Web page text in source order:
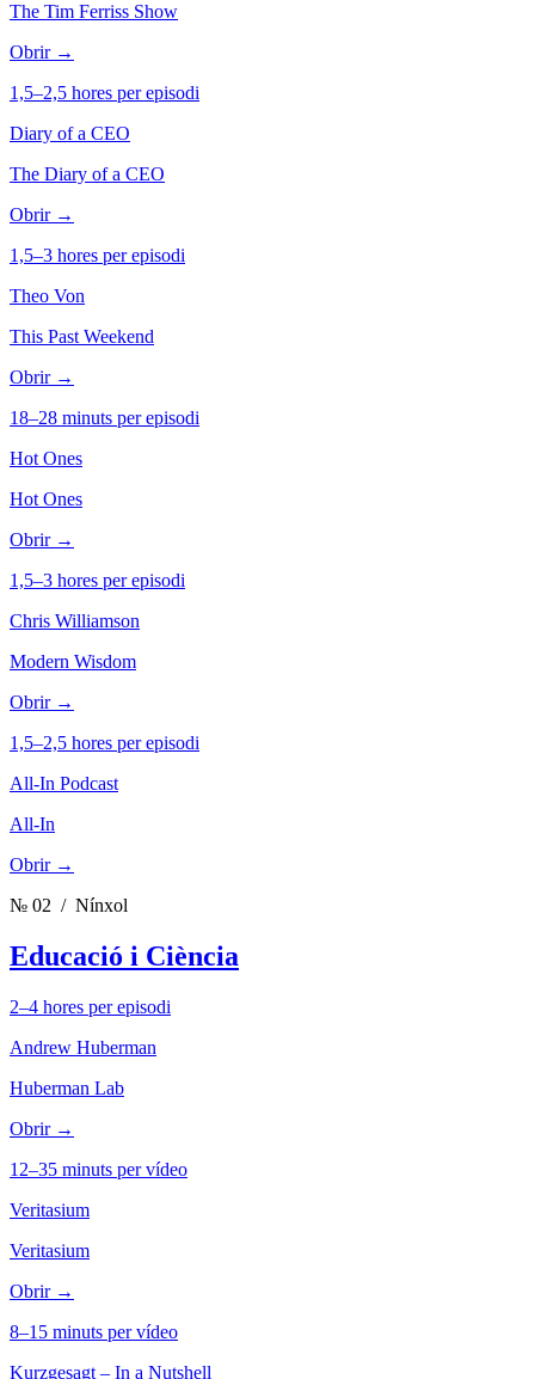
The Tim Ferriss Show
Obrir →
1,5–2,5 hores per episodi
Diary of a CEO
The Diary of a CEO
Obrir →
1,5–3 hores per episodi
Theo Von
This Past Weekend
Obrir →
18–28 minuts per episodi
Hot Ones
Hot Ones
Obrir →
1,5–3 hores per episodi
Chris Williamson
Modern Wisdom
Obrir →
1,5–2,5 hores per episodi
All-In Podcast
All-In
Obrir →
№ 02 / Nínxol
Educació i Ciència
2–4 hores per episodi
Andrew Huberman
Huberman Lab
Obrir →
12–35 minuts per vídeo
Veritasium
Veritasium
Obrir →
8–15 minuts per vídeo
Kurzgesagt – In a Nutshell